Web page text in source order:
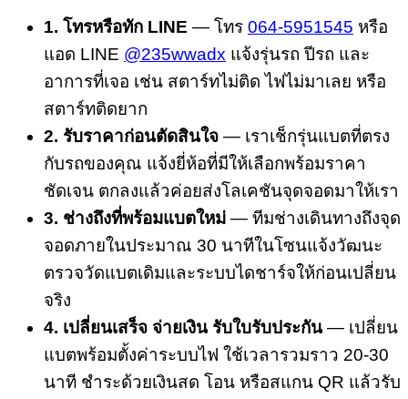
1. โทรหรือทัก LINE — โทร 064-5951545 หรือ
แอด LINE @235wwadx แจ้งรุ่นรถ ปีรถ และ
อาการที่เจอ เช่น สตาร์ทไม่ติด ไฟไม่มาเลย หรือ
สตาร์ทติดยาก
2. รับราคาก่อนตัดสินใจ — เราเช็กรุ่นแบตที่ตรง
กับรถของคุณ แจ้งยี่ห้อที่มีให้เลือกพร้อมราคา
ชัดเจน ตกลงแล้วค่อยส่งโลเคชันจุดจอดมาให้เรา
3. ช่างถึงที่พร้อมแบตใหม่ — ทีมช่างเดินทางถึงจุด
จอดภายในประมาณ 30 นาทีในโซนแจ้งวัฒนะ
ตรวจวัดแบตเดิมและระบบไดชาร์จให้ก่อนเปลี่ยน
จริง
4. เปลี่ยนเสร็จ จ่ายเงิน รับใบรับประกัน— เปลี่ยน
แบตพร้อมตั้งค่าระบบไฟ ใช้เวลารวมราว 20-30
นาที ชำระด้วยเงินสด โอน หรือสแกน QR แล้วรับ